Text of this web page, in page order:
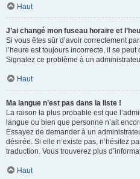
Haut
J’ai changé mon fuseau horaire et
Si vous êtes sûr d’avoir correctement
l’heure est toujours incorrecte, il se
Signalez ce problème à un
Haut
Ma langue n’est pas dans la liste !
La raison la plus probable est que
langue ou bien que personne n’ait
Essayez de demander à un
désirée. Si elle n’existe pas, n’hésitez
traduction. Vous trouverez plus
Haut